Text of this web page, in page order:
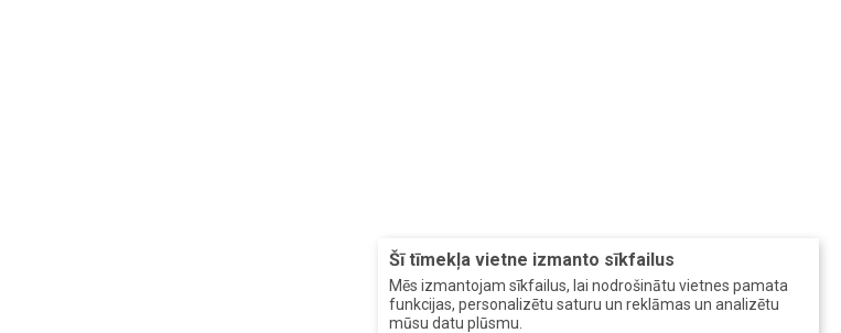
Šī tīmekļa vietne izmanto sīkfailus
Mēs izmantojam sīkfailus, lai nodrošinātu vietnes pamata
funkcijas, personalizētu saturu un reklāmas un analizētu
mūsu datu plūsmu.